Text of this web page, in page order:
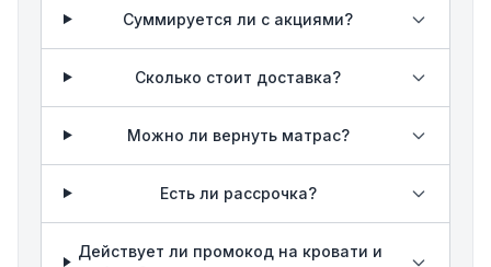
Суммируется ли с акциями?
Сколько стоит доставка?
Можно ли вернуть матрас?
Есть ли рассрочка?
Действует ли промокод на кровати и